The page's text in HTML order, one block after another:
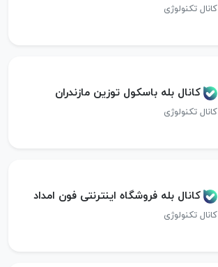
کانال تکنولوژی
کانال بله باسکول توزین مازندران
کانال تکنولوژی
کانال بله فروشگاه اینترنتی فون امداد
کانال تکنولوژی